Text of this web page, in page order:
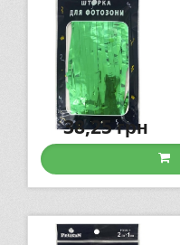
38,25грн